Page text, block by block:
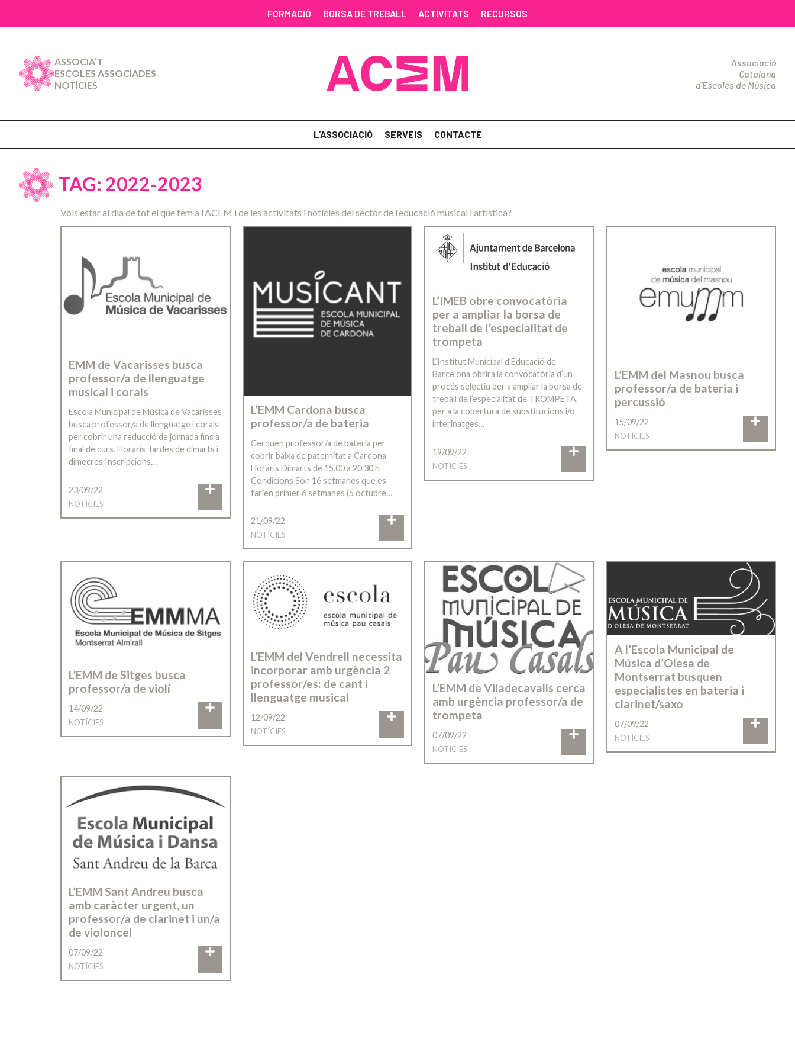
FORMACIÓ BORSA DE TREBALL ACTIVITATS RECURSOS
ASSOCIA’T
ESCOLES ASSOCIADES
NOTÍCIES
Associació
Catalana
d'Escoles de Música
L’ASSOCIACIÓ SERVEIS CONTACTE
TAG: 2022-2023
Vols estar al dia de tot el que fem a l’ACEM i de les activitats i notícies del sector de l’educació musical i artística?
EMM de Vacarisses busca
professor/a de llenguatge
musical i corals
Escola Municipal de Música de Vacarisses
busca professor/a de llenguatge i corals
per cobrir una reducció de jornada fins a
final de curs. Horaris Tardes de dimarts i
dimecres Inscripcions…
23/09/22
NOTÍCIES
L’EMM Cardona busca
professor/a de bateria
Cerquen professor/a de bateria per
cobrir baixa de paternitat a Cardona
Horaris Dimarts de 15.00 a 20.30 h
Condicions Són 16 setmanes que es
farien primer 6 setmanes (5 octubre…
21/09/22
NOTÍCIES
L’IMEB obre convocatòria
per a ampliar la borsa de
treball de l’especialitat de
trompeta
L’Institut Municipal d’Educació de
Barcelona obrirà la convocatòria d’un
procés selectiu per a ampliar la borsa de
treball de l’especialitat de TROMPETA,
per a la cobertura de substitucions i/o
interinatges…
19/09/22
NOTÍCIES
L’EMM del Masnou busca
professor/a de bateria i
percussió
15/09/22
NOTÍCIES
L’EMM de Sitges busca
professor/a de violí
14/09/22
NOTÍCIES
L’EMM del Vendrell necessita
incorporar amb urgència 2
professor/es: de cant i
llenguatge musical
12/09/22
NOTÍCIES
L’EMM de Viladecavalls cerca
amb urgència professor/a de
trompeta
07/09/22
NOTÍCIES
A l’Escola Municipal de
Música d’Olesa de
Montserrat busquen
especialistes en bateria i
clarinet/saxo
07/09/22
NOTÍCIES
L’EMM Sant Andreu busca
amb caràcter urgent, un
professor/a de clarinet i un/a
de violoncel
07/09/22
NOTÍCIES